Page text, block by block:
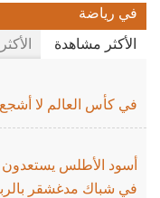
في رياضة
الأكثر مشاهدة
في كأس العالم لا أشجع
في شباك مدغشقر